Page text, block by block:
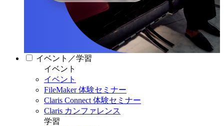
イベント／学習
イベント
イベント
FileMaker 体験セミナー
Claris Connect 体験セミナー
Claris カンファレンス
学習